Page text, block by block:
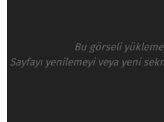
Bu görseli
Sayfayı yenilemeyi veya yeni